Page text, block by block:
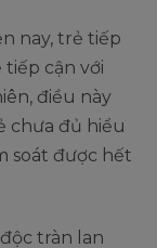
nay, trẻ tiếp
cận với
điều này
chưa đủ hiểu
soát được hết
tràn lan